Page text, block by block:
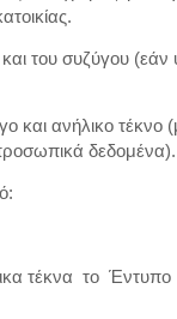
του συζύγου (εάν
και ανήλικο τέκνο
δεδομένα).
τέκνα το Έντυπο